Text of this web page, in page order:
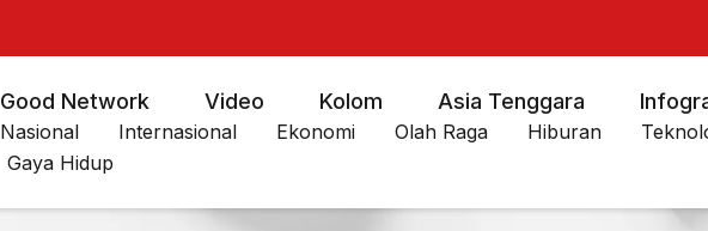
Good Network Video Kolom Asia Tenggara
Nasional Internasional Ekonomi Olah Raga Hiburan
Gaya Hidup